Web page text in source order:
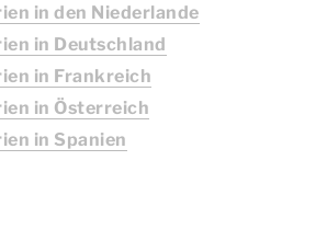
in den Niederlande
in Deutschland
in Frankreich
in Österreich
in Spanien